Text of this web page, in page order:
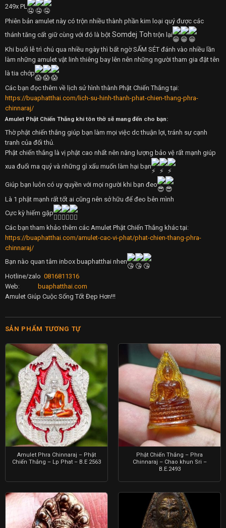
249x PL
Phiên bản amulet này có trộn nhiều thành phần kim loại quý được các
thánh tăng cất giữ cùng với đó là bột Somdej Toh trộn lại
Khi buổi lễ trì chú qua nhiều ngày thì bất ngờ SẤM SÉT đánh vào nhiều lần
làm những amulet vật linh thiêng bay lên nên những người tham gia đặt tên
là tia chớp
Các bạn đọc thêm về lịch sử hình thành Phật Chiến Thắng tại:
https://buaphatthai.com/lich-su-hinh-thanh-phat-chien-thang-phra-
chinnaraj/
Amulet Phật Chiến Thắng khi tôn thờ sẽ mang đến cho bạn:
Thờ phật chiến thắng giúp bạn làm mọi việc dc thuận lợi, tránh sự cạnh
tranh của đối thủ.
Phật chiến thắng là vị phật cao nhất nên năng lượng bảo vệ rất mạnh giúp
xua đuổi ma quỷ và những gì xấu muốn làm hại bạn
Giúp bạn luôn có uy quyền với mọi người khi bạn đeo
Là 1 phật mạnh rất tốt ai cũng nên sở hữu để đeo bên mình
Cực kỳ hiếm gặp
Các bạn tham khảo thêm các Amulet Phật Chiến Thắng khác tại:
https://buaphatthai.com/amulet-cac-vi-phat/phat-chien-thang-phra-
chinnaraj/
Bạn nào quan tâm inbox buaphatthai nhen
Hotline/zalo 0816811316
Web:
buaphatthai.com
Amulet Giúp Cuộc Sống Tốt Đẹp Hơn!!!
SẢN PHẨM TƯƠNG TỰ
Amulet Phra Chinnaraj – Phật
Chiến Thắng – Lp Phat – B.E 2563
Phật Chiến Thắng – Phra
Chinnaraj – Chao khun Sri –
B.E.2493